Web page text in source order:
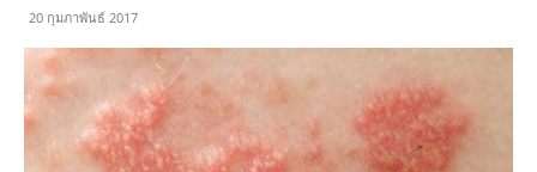
20 กุมภาพันธ์ 2017